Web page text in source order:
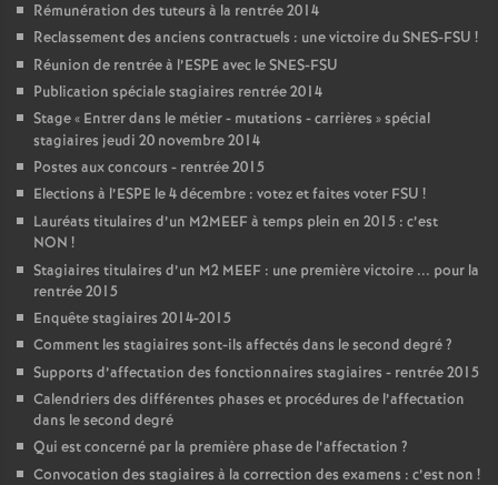
Rémunération des tuteurs à la rentrée 2014
Reclassement des anciens contractuels : une victoire du SNES-FSU !
Réunion de rentrée à l’ESPE avec le SNES-FSU
Publication spéciale stagiaires rentrée 2014
Stage « Entrer dans le métier - mutations - carrières » spécial
stagiaires jeudi 20 novembre 2014
Postes aux concours - rentrée 2015
Elections à l’ESPE le 4 décembre : votez et faites voter FSU !
Lauréats titulaires d’un M2MEEF à temps plein en 2015 : c’est
NON !
Stagiaires titulaires d’un M2 MEEF : une première victoire ... pour la
rentrée 2015
Enquête stagiaires 2014-2015
Comment les stagiaires sont-ils affectés dans le second degré?
Supports d’affectation des fonctionnaires stagiaires - rentrée 2015
Calendriers des différentes phases et procédures de l’affectation
dans le second degré
Qui est concerné par la première phase de l’affectation ?
Convocation des stagiaires à la correction des examens : c’est non !